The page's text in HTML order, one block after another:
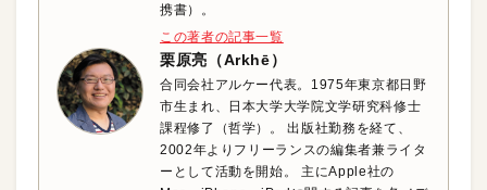
携書）。
この著者の記事一覧
栗原亮（Arkhē）
合同会社アルケー代表。1975年東京都日野
市生まれ、日本大学大学院文学研究科修士
課程修了（哲学）。 出版社勤務を経て、
2002年よりフリーランスの編集者兼ライタ
ーとして活動を開始。 主にApple社の